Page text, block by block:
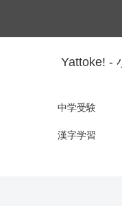
Yattoke! -
中学受験
漢字学習